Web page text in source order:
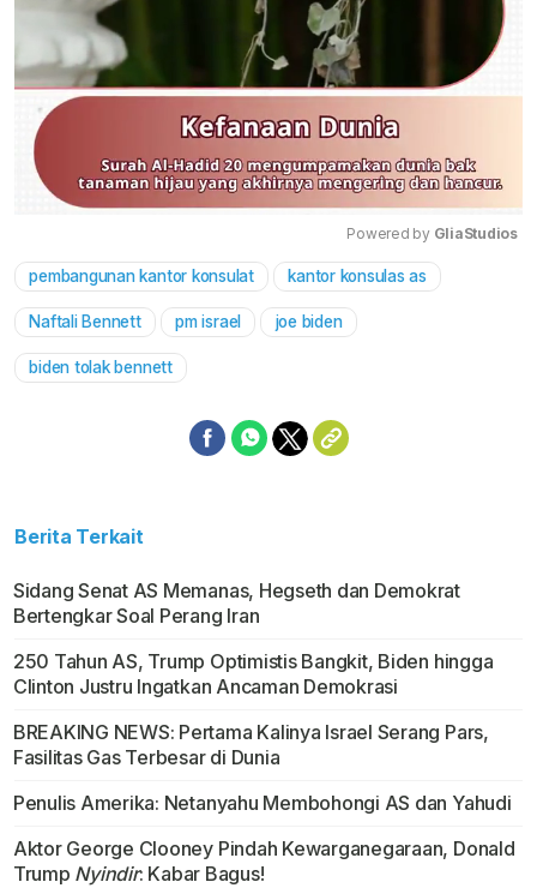
Mute
Powered by GliaStudios
pembangunan kantor konsulat kantor konsulas as
Naftali Bennett pm israel joe biden
biden tolak bennett
Berita Terkait
Sidang Senat AS Memanas, Hegseth dan Demokrat
Bertengkar Soal Perang Iran
250 Tahun AS, Trump Optimistis Bangkit, Biden hingga
Clinton Justru Ingatkan Ancaman Demokrasi
BREAKING NEWS: Pertama Kalinya Israel Serang Pars,
Fasilitas Gas Terbesar di Dunia
Penulis Amerika: Netanyahu Membohongi AS dan Yahudi
Aktor George Clooney Pindah Kewarganegaraan, Donald
Trump Nyindir: Kabar Bagus!